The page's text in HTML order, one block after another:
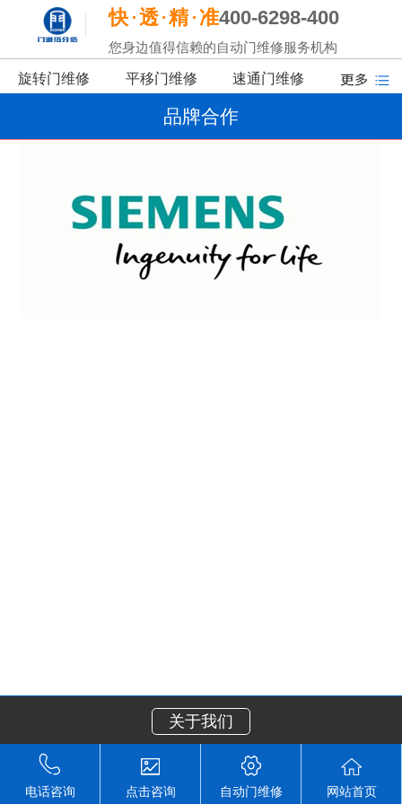
快 透 精 准400-6298-400
您身边值得信赖的自动门维修服务机构
旋转门维修 平移门维修 速通门维修
品牌合作
关于我们
电话咨询 点击咨询 自动门维修 网站首页